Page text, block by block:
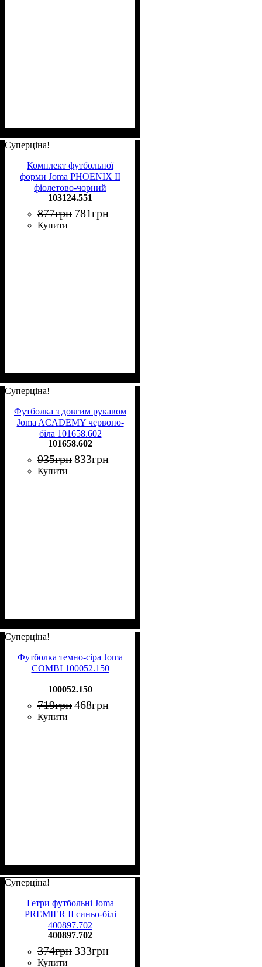
Суперціна!
Комплект футбольної
форми Joma PHOENIX II
фіолетово-чорний
103124.551
103124.551
877грн 781грн
Купити
Суперціна!
Футболка з довгим рукавом
Joma ACADEMY червоно-
біла 101658.602
101658.602
935грн833грн
Купити
Суперціна!
Футболка темно-сіра Joma
COMBI 100052.150
100052.150
719грн468грн
Купити
Суперціна!
Гетри футбольні Joma
PREMIER II синьо-білі
400897.702
400897.702
374грн 333грн
Купити